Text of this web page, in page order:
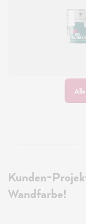
Kunden-
Wandfarbe!